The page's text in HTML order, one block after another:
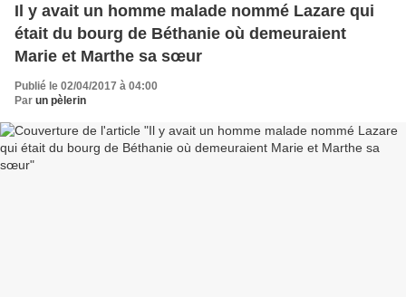
Il y avait un homme malade nommé Lazare qui
était du bourg de Béthanie où demeuraient
Marie et Marthe sa sœur
Publié le 02/04/2017 à 04:00
Par un pèlerin